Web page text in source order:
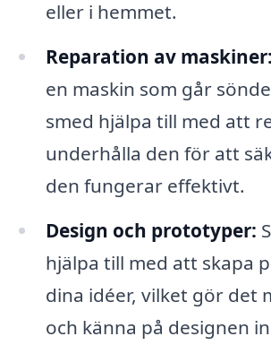
eller i hemmet.
Reparation av maskiner:
en maskin som går
smed hjälpa till med att
underhålla den för att
den fungerar effektivt.
Design och prototyper:
hjälpa till med att skapa
dina idéer, vilket gör det
och känna på designen